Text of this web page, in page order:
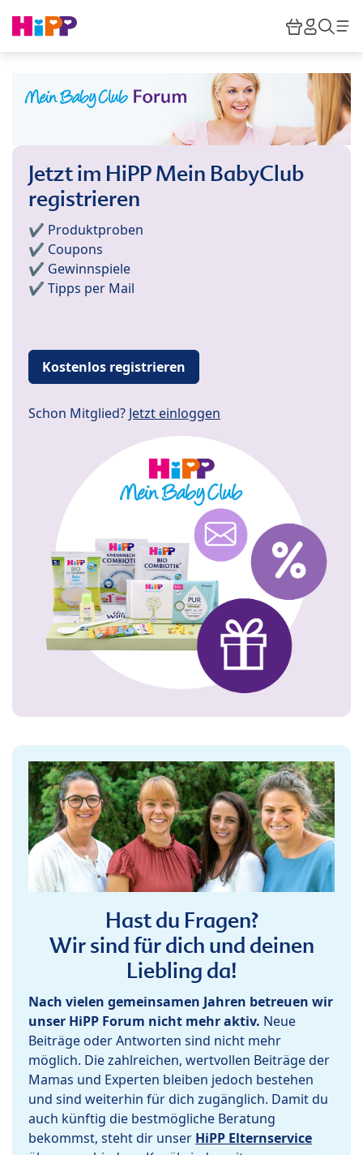
HiPP
Jetzt im HiPP Mein BabyClub
registrieren
✔️ Produktproben
✔️ Coupons
✔️ Gewinnspiele
✔️ Tipps per Mail
Kostenlos registrieren
Schon Mitglied? Jetzt einloggen
Hast du Fragen?
Wir sind für dich und deinen
Liebling da!
Nach vielen gemeinsamen Jahren betreuen wir
unser HiPP Forum nicht mehr aktiv. Neue
Beiträge oder Antworten sind nicht mehr
möglich. Die zahlreichen, wertvollen Beiträge der
Mamas und Experten bleiben jedoch bestehen
und sind weiterhin für dich zugänglich. Damit du
auch künftig die bestmögliche Beratung
bekommst, steht dir unser HiPP Elternservice